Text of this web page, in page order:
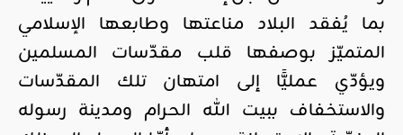
بما يُفقد البلاد مناعتها وطابعها الإسلامي
المتميّز بوصفها قلب مقدّسات المسلمين
ويؤدّي عمليًّا إلى امتهان تلك المقدّسات
والاستخفاف ببيت الله الحرام ومدينة رسوله